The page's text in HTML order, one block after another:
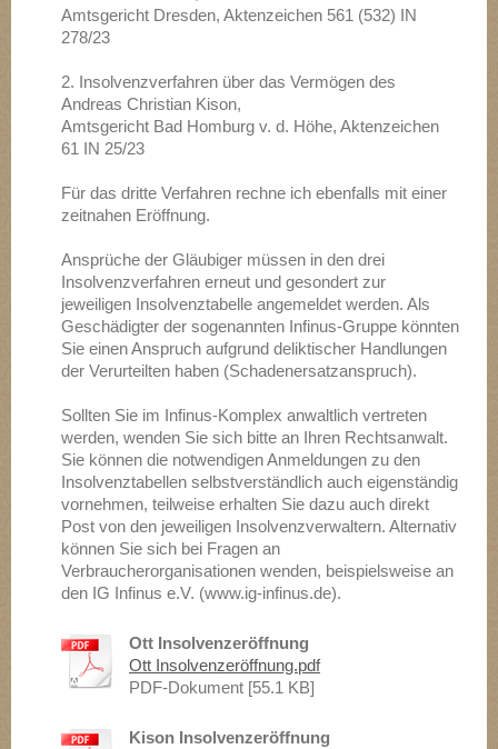
Amtsgericht Dresden, Aktenzeichen 561 (532) IN
278/23
2. Insolvenzverfahren über das Vermögen des
Andreas Christian Kison,
Amtsgericht Bad Homburg v. d. Höhe, Aktenzeichen
61 IN 25/23
Für das dritte Verfahren rechne ich ebenfalls mit einer
zeitnahen Eröffnung.
Ansprüche der Gläubiger müssen in den drei
Insolvenzverfahren erneut und gesondert zur
jeweiligen Insolvenztabelle angemeldet werden. Als
Geschädigter der sogenannten Infinus-Gruppe könnten
Sie einen Anspruch aufgrund deliktischer Handlungen
der Verurteilten haben (Schadenersatzanspruch).
Sollten Sie im Infinus-Komplex anwaltlich vertreten
werden, wenden Sie sich bitte an Ihren Rechtsanwalt.
Sie können die notwendigen Anmeldungen zu den
Insolvenztabellen selbstverständlich auch eigenständig
vornehmen, teilweise erhalten Sie dazu auch direkt
Post von den jeweiligen Insolvenzverwaltern. Alternativ
können Sie sich bei Fragen an
Verbraucherorganisationen wenden, beispielsweise an
den IG Infinus e.V. (www.ig-infinus.de).
Ott Insolvenzeröffnung
Ott Insolvenzeröffnung.pdf
PDF-Dokument [55.1 KB]
Kison Insolvenzeröffnung